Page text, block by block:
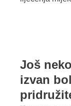
Još
izvan